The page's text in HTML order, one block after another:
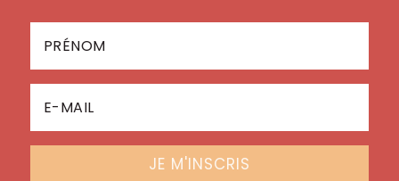
JE M'INSCRIS